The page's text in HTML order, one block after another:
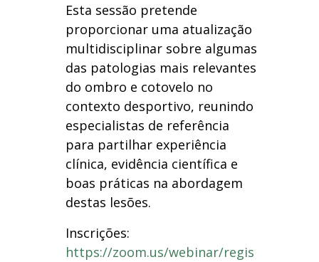
Esta sessão pretende
proporcionar uma atualização
multidisciplinar sobre algumas
das patologias mais relevantes
do ombro e cotovelo no
contexto desportivo, reunindo
especialistas de referência
para partilhar experiência
clínica, evidência científica e
boas práticas na abordagem
destas lesões.
Inscrições:
https://zoom.us/webinar/regis